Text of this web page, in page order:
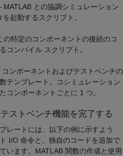
との協調シミュレーション
起動するスクリプト。
特定のコンポーネントの後続のコ
コンパイル スクリプト。
ンポーネントおよびテストベンチの
テンプレート。コシミュレーション
コンポーネントごとに 1 つ。
ストベンチ機能を完了する
レートには、以下の例に示すよう
I/O 命令と、独自のコードを追加で
います。MATLAB 関数の作成と使用